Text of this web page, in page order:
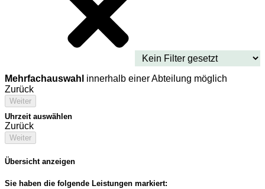
Mehrfachauswahl innerhalb einer Abteilung möglich
Zurück
Weiter
Uhrzeit auswählen
Zurück
Weiter
Übersicht anzeigen
Sie haben die folgende Leistungen markiert: